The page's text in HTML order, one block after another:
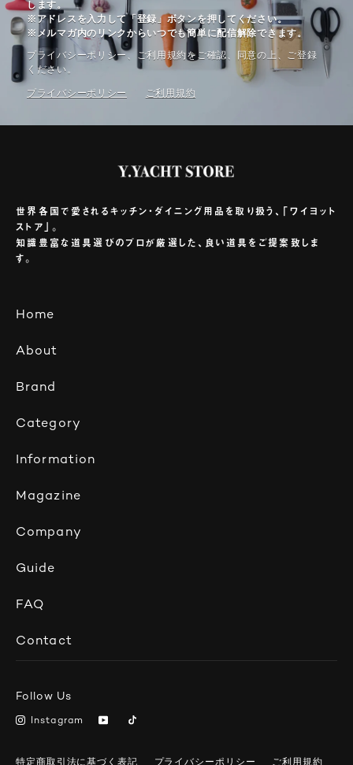
します。
※アドレスを入力して「登録」ボタンを押してください。
※メルマガ内のリンクからいつでも簡単に配信解除できます。
プライバシーポリシー、ご利⽤規約をご確認、同意の上、ご登録
ください。
プライバシーポリシー ご利⽤規約
世界各国で愛されるキッチン・ダイニング用品を取り扱う、「ワイヨット
ストア」。
知識豊富な道具選びのプロが厳選した、良い道具をご提案致しま
す。
Home
Brand
Information
Company
FAQ
About
Category
Magazine
Guide
Contact
Follow Us
Instagram
特定商取引法に基づく表記 プライバシーポリシー ご利用規約